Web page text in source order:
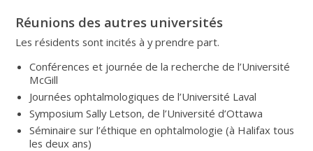
Réunions des autres universités
Les résidents sont incités à y prendre part.
Conférences et journée de la recherche de l’Université
McGill
Journées ophtalmologiques de l’Université Laval
Symposium Sally Letson, de l’Université d’Ottawa
Séminaire sur l’éthique en ophtalmologie (à Halifax tous
les deux ans)